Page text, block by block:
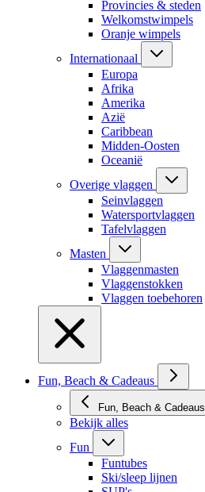
Provincies & steden
Welkomstwimpels
Oranje wimpels
Internationaal
Europa
Afrika
Amerika
Azië
Caribbean
Midden-Oosten
Oceanië
Overige vlaggen
Seinvlaggen
Watersportvlaggen
Tafelvlaggen
Masten
Vlaggenmasten
Vlaggenstokken
Vlaggen toebehoren
Fun, Beach & Cadeaus
Fun, Beach & Cadeaus
Bekijk alles
Fun
Funtubes
Ski/sleep lijnen